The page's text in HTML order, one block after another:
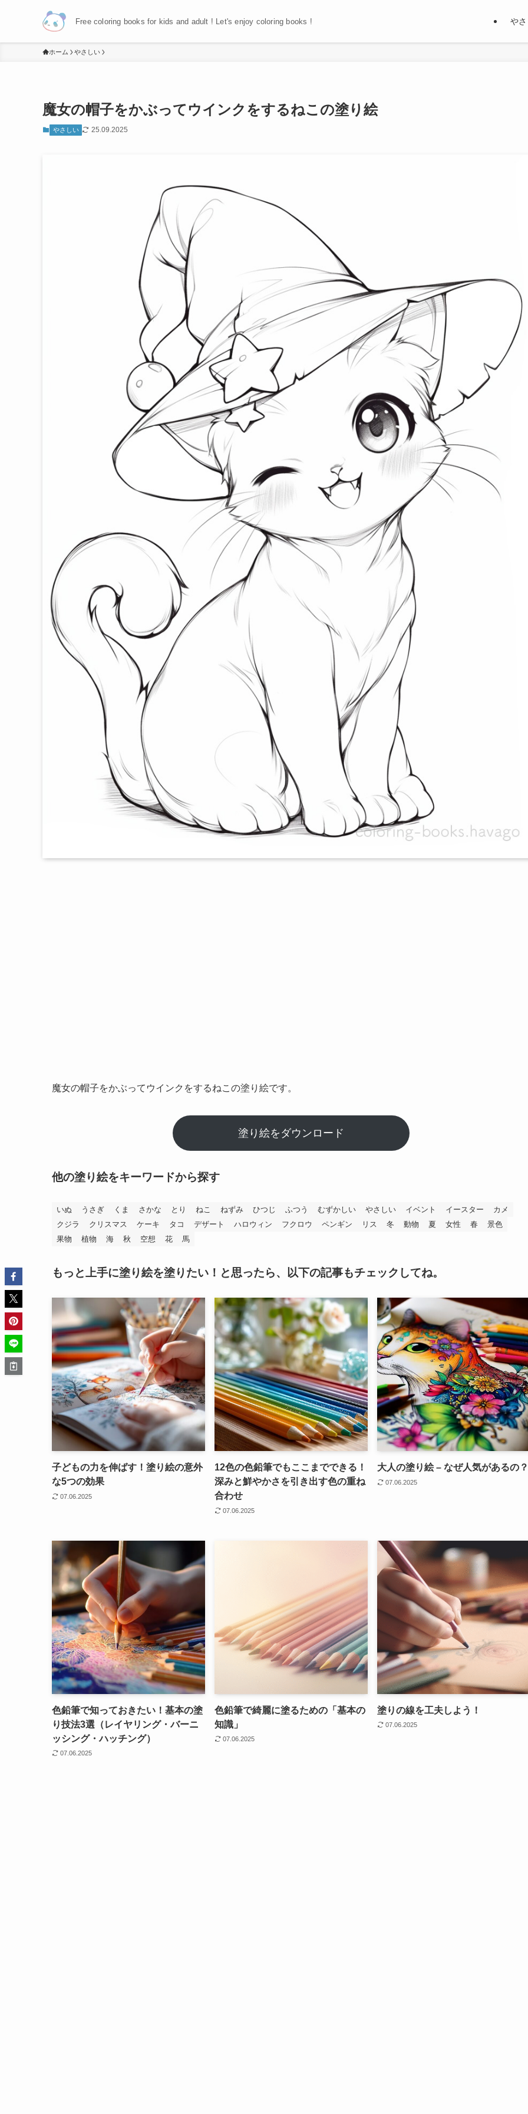
Free coloring books for kids and adult ! Let's enjoy coloring books ! や
ホーム やさしい
魔女の帽子をかぶってウインクをするねこの塗り絵
やさしい 25.09.2025
魔女の帽子をかぶってウインクをするねこの塗り絵です。
塗り絵をダウンロード
他の塗り絵をキーワードから探す
いぬ うさぎ くま さかな とり ねこ ねずみ ひつじ ふつう むずかしい やさしい イベント イースター
カメ
クジラ
クリスマス ケーキ タコ デザート ハロウィン フクロウ ペンギン リス 冬 動物 夏 女性 春
景色
果物
植物 海 秋 空想 花 馬
もっと上手に塗り絵を塗りたい！と思ったら、以下の記事もチェックしてね。
子どもの力を伸ばす！塗り絵の意外
な5つの効果
07.06.2025
12色の色鉛筆でもここまでできる！
深みと鮮やかさを引き出す色の重ね
合わせ
07.06.2025
大人の塗り絵 – なぜ人気があるの？
07.06.2025
色鉛筆で知っておきたい！基本の塗
り技法3選（レイヤリング・バーニ
ッシング・ハッチング）
07.06.2025
色鉛筆で綺麗に塗るための「基本の
知識」
07.06.2025
塗りの線を工夫しよう！
07.06.2025